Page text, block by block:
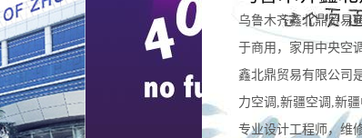
乌鲁木齐鑫北鼎贸易
于商用，家用中央空
鑫北鼎贸易有限公司
力空调,新疆空调,新
专业设计工程师，维